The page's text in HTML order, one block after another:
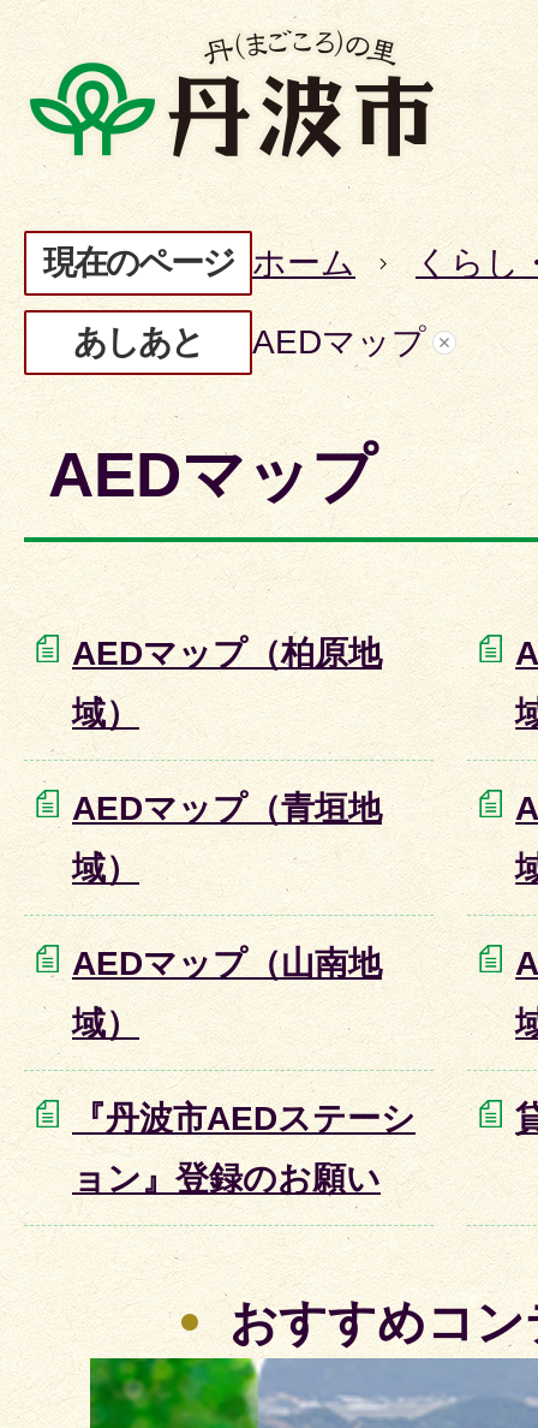
現在のページ ホーム くらし
あしあと AEDマップ
AEDマップ
AEDマップ（柏原地
域）
AEDマップ（青垣地
域）
AEDマップ（山南地
域）
『丹波市AEDステーシ
ョン』登録のお願い
おすすめコン
2